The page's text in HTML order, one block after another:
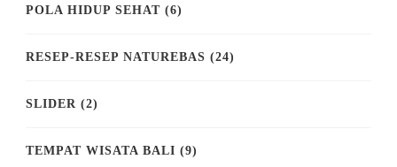
POLA HIDUP SEHAT (6)
RESEP-RESEP NATUREBAS (24)
SLIDER (2)
TEMPAT WISATA BALI (9)